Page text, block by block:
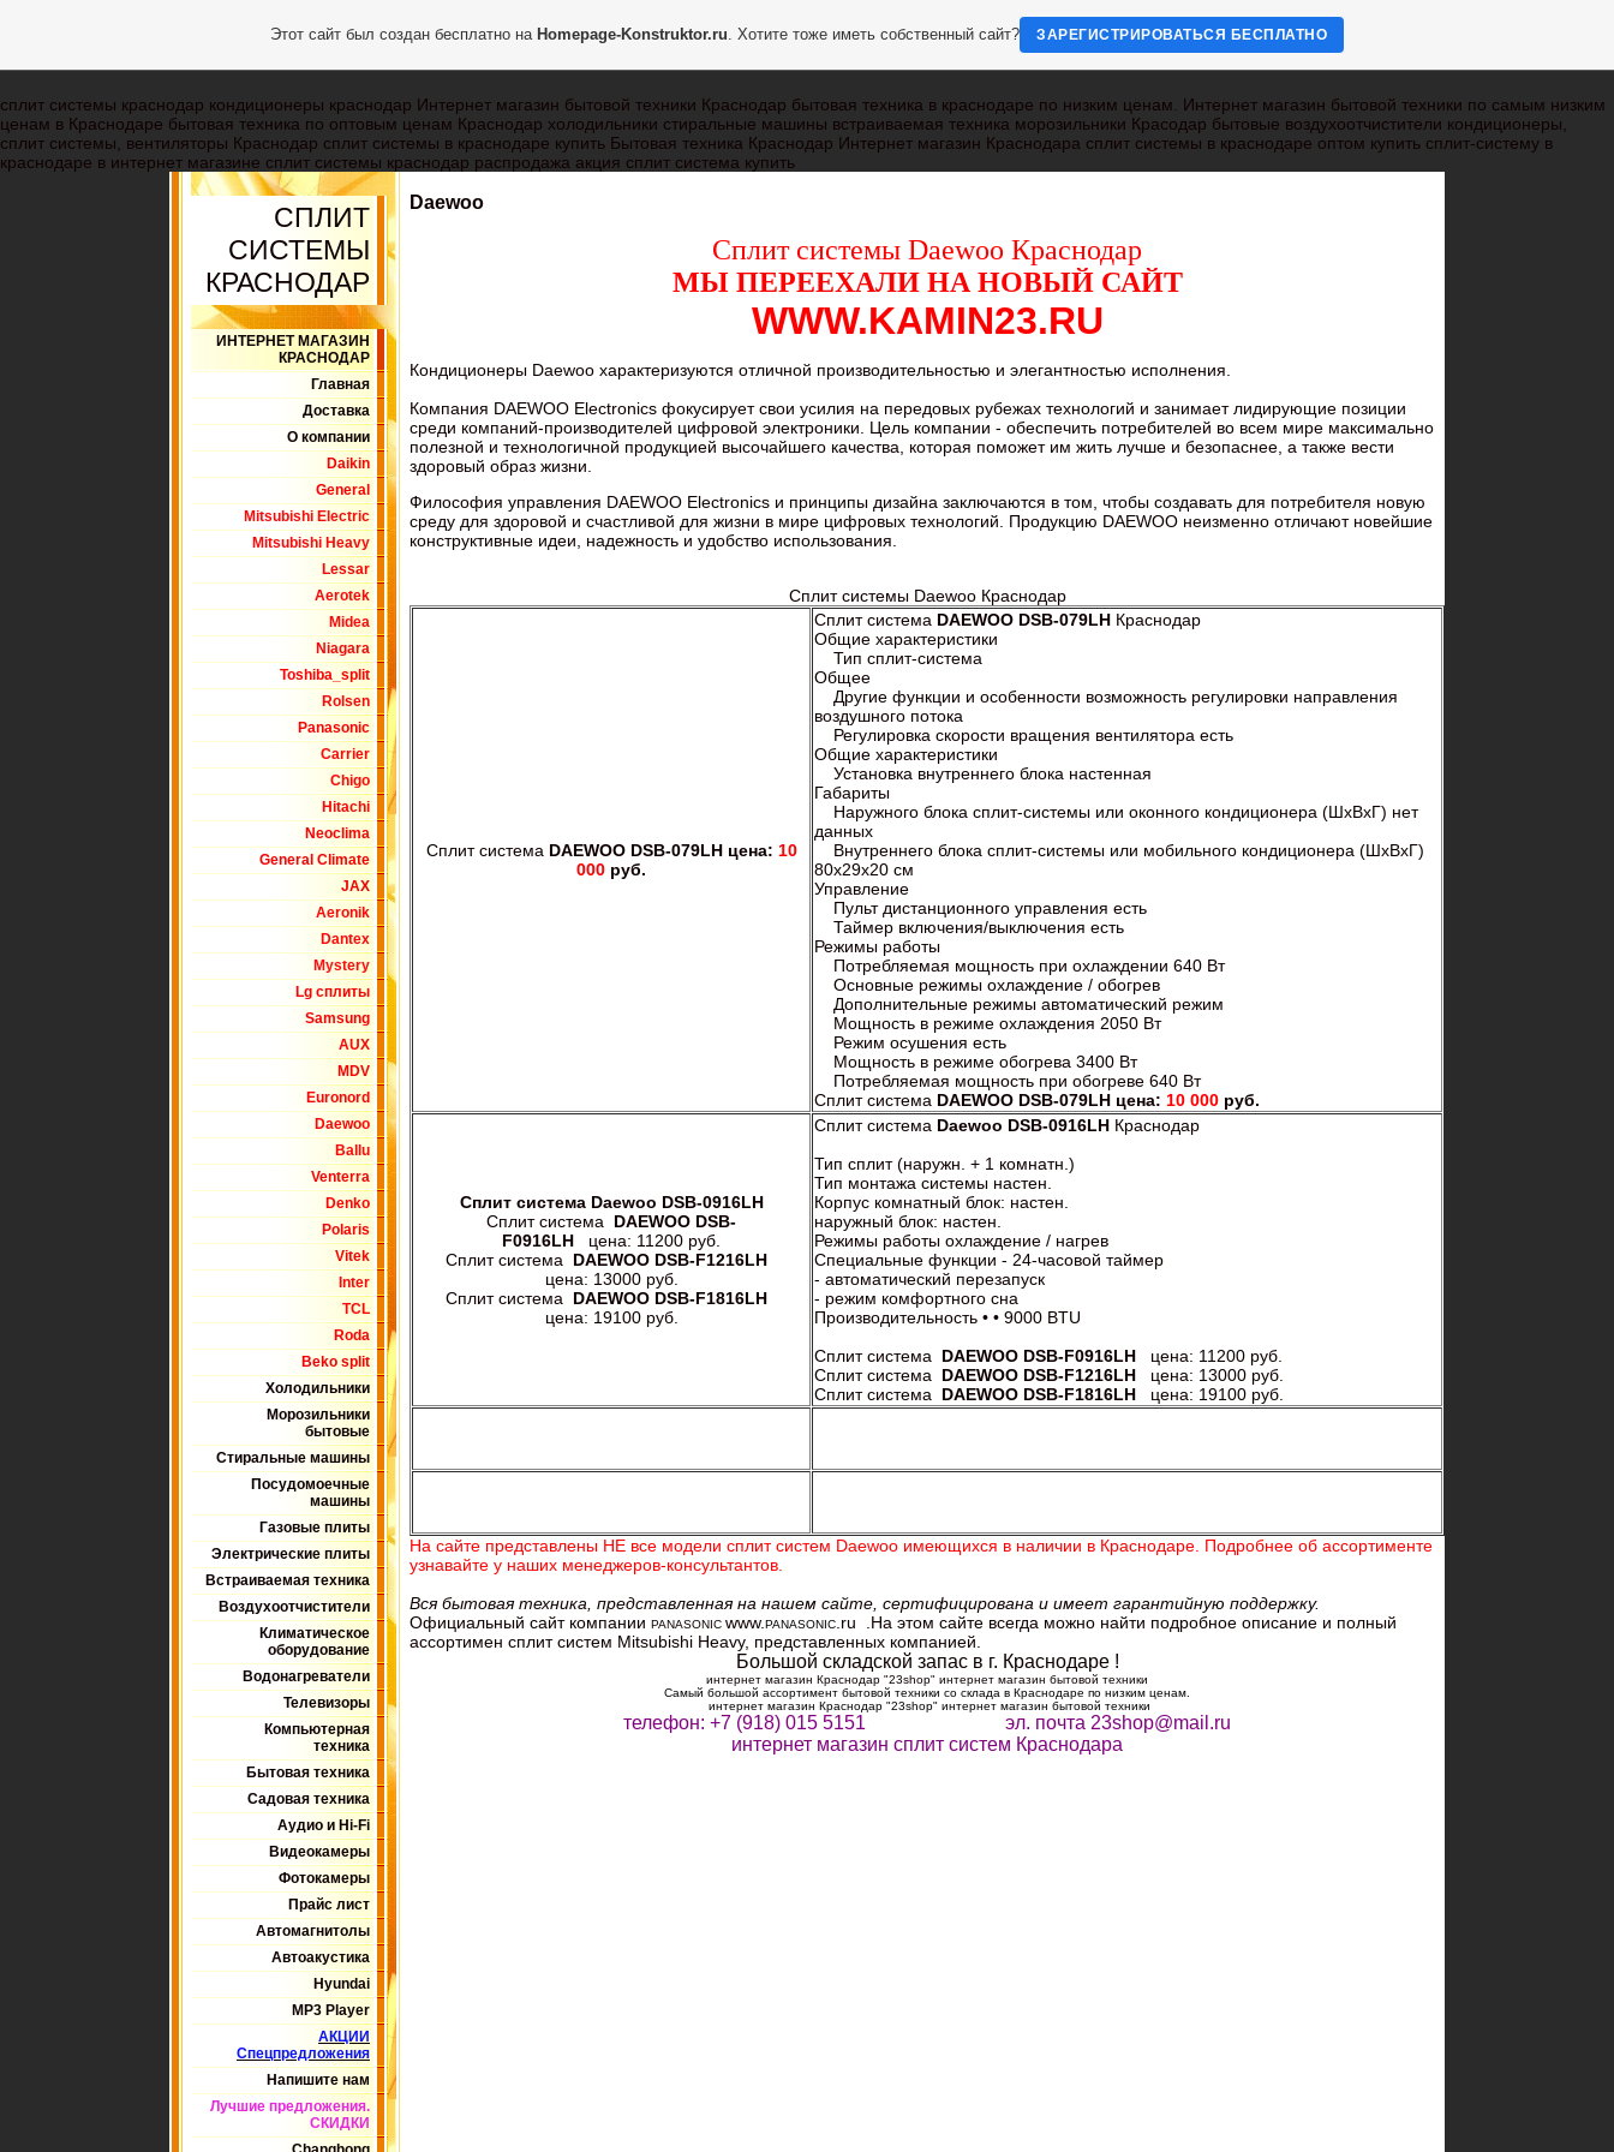
сплит системы краснодар кондиционеры краснодар Интернет магазин бытовой техники Краснодар бытовая техника в краснодаре по низким ценам. Интернет магазин бытовой техники по самым низким
ценам в Краснодаре бытовая техника по оптовым ценам Краснодар холодильники стиральные машины встраиваемая техника морозильники Красодар бытовые воздухоотчистители кондиционеры,
сплит системы, вентиляторы Краснодар сплит системы в краснодаре купить Бытовая техника Краснодар Интернет магазин Краснодара сплит системы в краснодаре оптом купить сплит-систему в
краснодаре в интернет магазине сплит системы краснодар распродажа акция сплит система купить
СПЛИТ
СИСТЕМЫ
КРАСНОДАР
ИНТЕРНЕТ МАГАЗИН
КРАСНОДАР
Главная
Доставка
О компании
Daikin
General
Mitsubishi Electric
Mitsubishi Heavy
Lessar
Aerotek
Midea
Niagara
Toshiba_split
Rolsen
Panasonic
Carrier
Chigo
Hitachi
Neoclima
General Climate
JAX
Aeronik
Dantex
Mystery
Lg сплиты
Samsung
AUX
MDV
Euronord
Daewoo
Ballu
Venterra
Denko
Polaris
Vitek
Inter
TCL
Roda
Beko split
Холодильники
Морозильники
бытовые
Стиральные машины
Посудомоечные
машины
Газовые плиты
Электрические плиты
Встраиваемая техника
Воздухоотчистители
Климатическое
оборудование
Водонагреватели
Телевизоры
Компьютерная
техника
Бытовая техника
Садовая техника
Аудио и Hi-Fi
Видеокамеры
Фотокамеры
Прайс лист
Автомагнитолы
Автоакустика
Hyundai
MP3 Player
АКЦИИ
Спецпредложения
Напишите нам
Лучшие предложения.
СКИДКИ
Daewoo
Сплит системы Daewoo Краснодар
МЫ ПЕРЕЕХАЛИ НА НОВЫЙ САЙТ
WWW.KAMIN23.RU
Кондиционеры Daewoo характеризуются отличной производительностью и элегантностью исполнения.
Компания DAEWOO Electronics фокусирует свои усилия на передовых рубежах технологий и занимает лидирующие позиции
среди компаний-производителей цифровой электроники. Цель компании - обеспечить потребителей во всем мире максимально
полезной и технологичной продукцией высочайшего качества, которая поможет им жить лучше и безопаснее, а также вести
здоровый образ жизни.
Философия управления DAEWOO Electronics и принципы дизайна заключаются в том, чтобы создавать для потребителя новую
среду для здоровой и счастливой для жизни в мире цифровых технологий. Продукцию DAEWOO неизменно отличают новейшие
конструктивные идеи, надежность и удобство использования.
Сплит системы Daewoo Краснодар
Сплит система DAEWOO DSB-079LH цена: 10
000 руб.
Сплит система DAEWOO DSB-079LH Краснодар
Общие характеристики
Тип сплит-система
Общее
Другие функции и особенности возможность регулировки направления
воздушного потока
Регулировка скорости вращения вентилятора есть
Общие характеристики
Установка внутреннего блока настенная
Габариты
Наружного блока сплит-системы или оконного кондиционера (ШxВxГ) нет
данныx
Внутреннего блока сплит-системы или мобильного кондиционера (ШxВxГ)
80x29x20 см
Управление
Пульт дистанционного управления есть
Таймер включения/выключения есть
Режимы работы
Потребляемая мощность при охлаждении 640 Вт
Основные режимы оxлаждение / обогрев
Дополнительные режимы автоматический режим
Мощность в режиме охлаждения 2050 Вт
Режим осушения есть
Мощность в режиме обогрева 3400 Вт
Потребляемая мощность при обогреве 640 Вт
Сплит система DAEWOO DSB-079LH цена: 10 000 руб.
Сплит система Daewoo DSB-0916LH
Сплит система DAEWOO DSB-
F0916LH цена: 11200 руб.
Сплит система DAEWOO DSB-F1216LH
цена: 13000 руб.
Сплит система DAEWOO DSB-F1816LH
цена: 19100 руб.
Сплит система Daewoo DSB-0916LH Краснодар
Тип сплит (наружн. + 1 комнатн.)
Тип монтажа системы настен.
Корпус комнатный блок: настен.
наружный блок: настен.
Режимы работы охлаждение / нагрев
Специальные функции - 24-часовой таймер
- автоматический перезапуск
- режим комфортного сна
Производительность • • 9000 BTU
Сплит система DAEWOO DSB-F0916LH цена: 11200 руб.
Сплит система DAEWOO DSB-F1216LH цена: 13000 руб.
Сплит система DAEWOO DSB-F1816LH цена: 19100 руб.
На сайте представлены НЕ все модели сплит систем Daewoo имеющихся в наличии в Краснодаре. Подробнее об ассортименте
узнавайте у наших менеджеров-консультантов.
Вся бытовая техника, представленная на нашем сайте, сертифицирована и имеет гарантийную поддержку.
Официальный сайт компании PANASONIC www. PANASONIC .ru .На этом сайте всегда можно найти подробное описание и полный
ассортимен сплит систем Mitsubishi Heavy, представленных компанией.
Большой складской запас в г. Краснодаре !
интернет магазин Краснодар "23shop" интернет магазин бытовой техники
Самый большой ассортимент бытовой техники со склада в Краснодаре по низким ценам.
интернет магазин Краснодар "23shop" интернет магазин бытовой техники
телефон: +7 (918) 015 5151 эл. почта 23shop@mail.ru
интернет магазин сплит систем Краснодара
Этот сайт был создан бесплатно на Homepage-Konstruktor.ru. Хотите тоже иметь собственный сайт? ЗАРЕГИСТРИРОВАТЬСЯ БЕСПЛАТНО